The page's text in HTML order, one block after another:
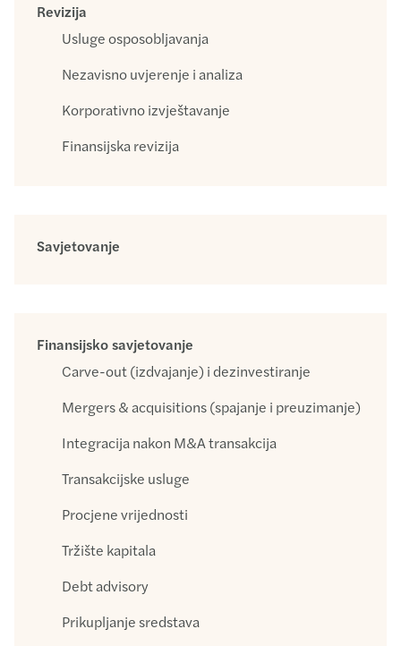
Revizija
Usluge osposobljavanja
Nezavisno uvjerenje i analiza
Korporativno izvještavanje
Finansijska revizija
Savjetovanje
Finansijsko savjetovanje
Carve-out (izdvajanje) i dezinvestiranje
Mergers & acquisitions (spajanje i preuzimanje)
Integracija nakon M&A transakcija
Transakcijske usluge
Procjene vrijednosti
Tržište kapitala
Debt advisory
Prikupljanje sredstava